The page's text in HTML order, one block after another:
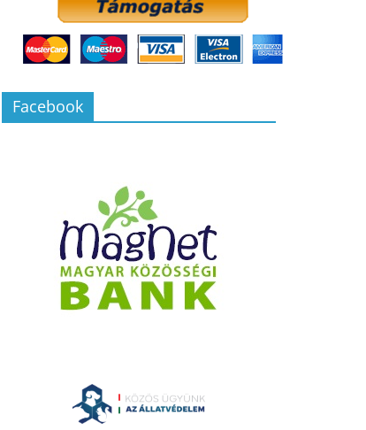
Facebook